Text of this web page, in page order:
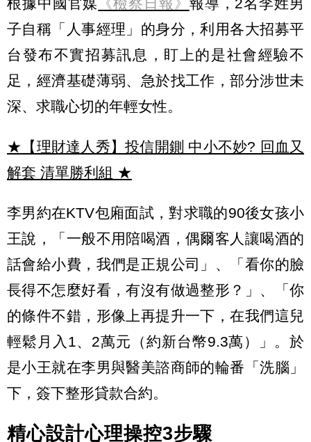
根據中國官媒 《檢察日報》 報導，2名李姓男
子自稱「人事經理」的身分，利用各大招募平
台發布不實招募訊息，盯上的是社會經驗不
足，經濟基礎薄弱、急於找工作，部分涉世未
深、求職心切的年輕女性。
★【理財達人秀】投信開鍘 中小不妙? 回血又
解套 清單勝利組 ★
李男約在KTV包廂面試，對求職的90後女孩小
王說，「一般不用陪喝酒，偶爾客人讓喝酒的
話會給小費，我們是正規公司」、「看你的臉
長得不怎麼好看，有沒有做過整形？」、「你
的條件不錯，形像上再提升一下，在我們這兒
輕鬆月入1、2萬元（約新台幣9.3萬）」。於
是小王就在李男與醫美諮商師的輪番「洗腦」
下，簽下整形貸款合約。
精心設計心理操控3步驟